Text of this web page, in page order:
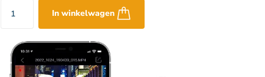
In winkelwagen